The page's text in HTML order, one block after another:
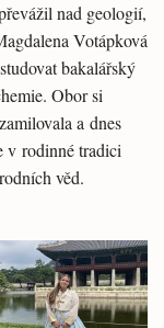
nad geologií,
Votápková
bakalářský
Obor si
a dnes
v rodinné tradici
věd.